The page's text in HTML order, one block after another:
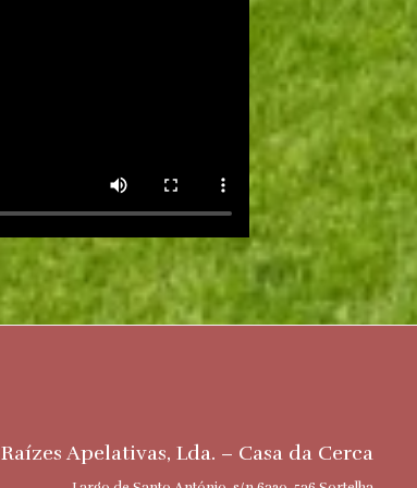
Raízes Apelativas, Lda. – Casa da Cerca